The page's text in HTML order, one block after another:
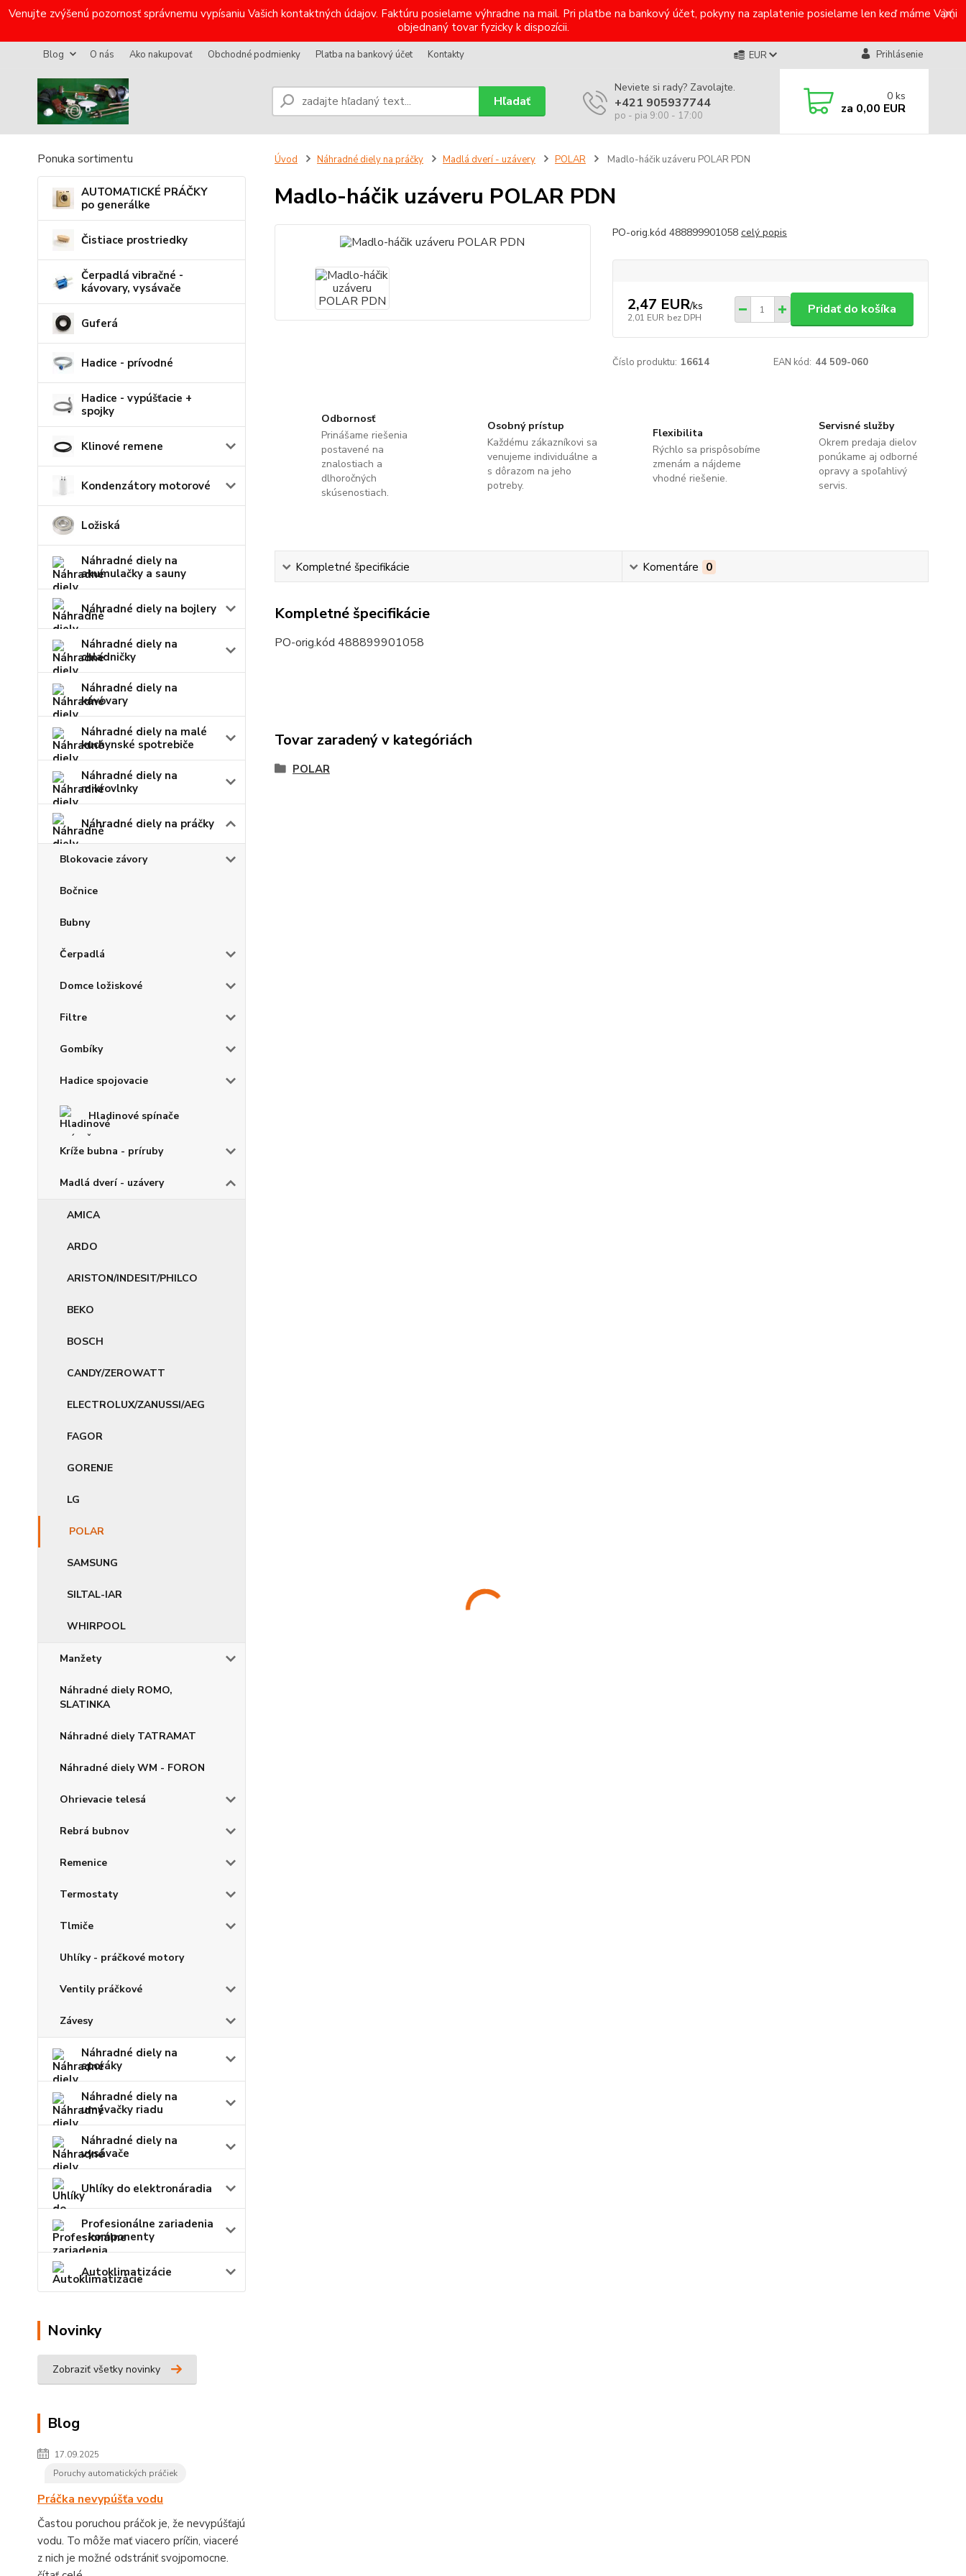
Venujte zvýšenú pozornosť správnemu vypísaniu Vašich kontaktných údajov. Faktúru posielame výhradne na mail. Pri platbe na bankový účet, pokyny na zaplatenie posielame len keď máme Vami
objednaný tovar fyzicky k dispozícii.
Blog O nás Ako nakupovať Obchodné podmienky Platba na bankový účet Kontakty EUR Prihlásenie
Hľadať
Neviete si rady? Zavolajte.
+421 905937744
po - pia 9:00 - 17:00
0 ks
za 0,00 EUR
Ponuka sortimentu
AUTOMATICKÉ PRÁČKY
po generálke
Čistiace prostriedky
Čerpadlá vibračné -
kávovary, vysávače
Guferá
Hadice - prívodné
Hadice - vypúšťacie +
spojky
Klinové remene
Kondenzátory motorové
Ložiská
Náhradné diely na
akumulačky a sauny
Náhradné diely na bojlery
Náhradné diely na
chladničky
Náhradné diely na
kávovary
Náhradné diely na malé
kuchynské spotrebiče
Náhradné diely na
mikrovlnky
Náhradné diely na práčky
Blokovacie závory
Bočnice
Bubny
Čerpadlá
Domce ložiskové
Filtre
Gombíky
Hadice spojovacie
Hladinové spínače
Kríže bubna - príruby
Madlá dverí - uzávery
AMICA
ARDO
ARISTON/INDESIT/PHILCO
BEKO
BOSCH
CANDY/ZEROWATT
ELECTROLUX/ZANUSSI/AEG
FAGOR
GORENJE
LG
POLAR
SAMSUNG
SILTAL-IAR
WHIRPOOL
Manžety
Náhradné diely ROMO,
SLATINKA
Náhradné diely TATRAMAT
Náhradné diely WM - FORON
Ohrievacie telesá
Rebrá bubnov
Remenice
Termostaty
Tlmiče
Uhlíky - práčkové motory
Ventily práčkové
Závesy
Náhradné diely na
sporáky
Náhradné diely na
umývačky riadu
Náhradné diely na
vysávače
Uhlíky do elektronáradia
Profesionálne zariadenia
- komponenty
Autoklimatizácie
Novinky
Zobraziť všetky novinky
Blog
17.09.2025
Poruchy automatických práčiek
Práčka nevypúšťa vodu
Častou poruchou práčok je, že nevypúšťajú
vodu. To môže mať viacero príčin, viaceré
z nich je možné odstrániť svojpomocne.
Úvod Náhradné diely na práčky Madlá dverí - uzávery POLAR Madlo-háčik uzáveru POLAR PDN
Madlo-háčik uzáveru POLAR PDN
PO-orig.kód 488899901058 celý popis
2,47 EUR/ks
2,01 EUR bez DPH
Pridať do košíka
Číslo produktu: 16614 EAN kód: 44 509-060
Odbornosť
Prinášame riešenia
postavené na
znalostiach a
dlhoročných
skúsenostiach.
Osobný prístup
Každému zákazníkovi sa
venujeme individuálne a
s dôrazom na jeho
potreby.
Flexibilita
Rýchlo sa prispôsobíme
zmenám a nájdeme
vhodné riešenie.
Servisné služby
Okrem predaja dielov
ponúkame aj odborné
opravy a spoľahlivý
servis.
Kompletné špecifikácie Komentáre 0
Kompletné špecifikácie
PO-orig.kód 488899901058
Tovar zaradený v kategóriách
POLAR